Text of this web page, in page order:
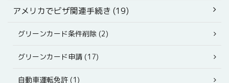
アメリカでビザ関連手続き (19)
グリーンカード条件削除 (2)
グリーンカード申請 (17)
自動車運転免許 (1)